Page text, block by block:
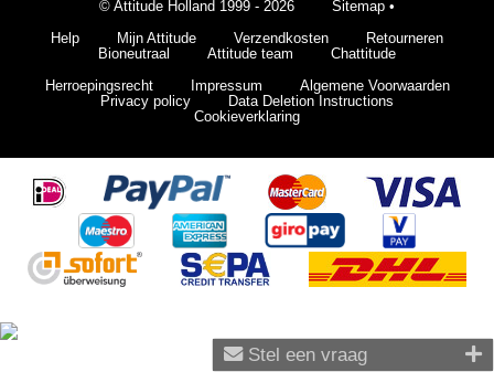
Stel een vraag
© Attitude Holland 1999 - 2026 Sitemap •
Help
Mijn Attitude Verzendkosten
Retourneren
Bioneutraal
Attitude team
Chattitude
Herroepingsrecht
Impressum
Algemene Voorwaarden
Privacy policy
Data Deletion Instructions
Cookieverklaring